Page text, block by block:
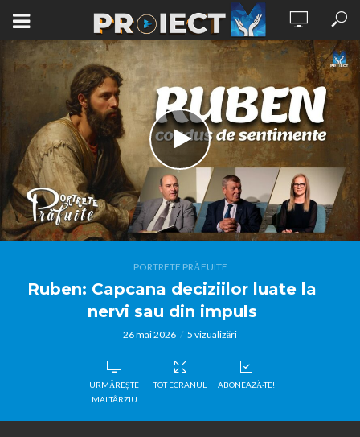
PORTRETE PRĂFUITE
Ruben: Capcana deciziilor luate la
nervi sau din impuls
26 mai 2026 5 vizualizări
URMĂREȘTE
MAI TÂRZIU
TOT ECRANUL ABONEAZĂ-TE!